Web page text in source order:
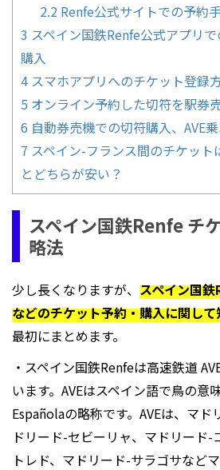
2.2 Renfe公式サイトでの予約
3 スペイン国鉄Renfe公式アプリ
購入
4 スマホアプリへのチケット登録
5 オンライン予約した切符を駅券
6 自動券売機での切符購入、AVE
7 スペイン-フランス間のチケット
とどちらが安い？
スペイン国鉄Renfe チ
略法
少し長くなりますが、 スペイン国
などのチケット予約・購入に関し
最初にまとめます。
・スペイン国鉄Renfeは高速鉄道
います。AVEはスペイン語で鳥の意
Españolaの略称です。AVEは、マ
ドリード-セビーリャ、マドリード-
トレド、マドリード-サラゴサなど